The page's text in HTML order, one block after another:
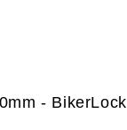
- BikerLock